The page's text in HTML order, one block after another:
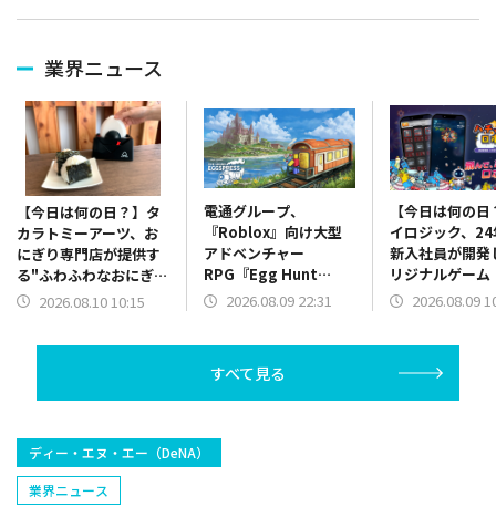
業界ニュース
【今日は何の日？】タ
カラトミーアーツ、お
にぎり専門店が提供す
る"ふわふわなおにぎ
り"が手軽に作れる「究
2026.08.10 10:15
電通グループ、
『Roblox』向け大型
アドベンチャー
RPG『Egg Hunt
2026: The Grand
2026.08.09 22:31
【今日は何の
イロジック、
新入社員が開発
リジナルゲーム
ャメチャロボッ
2026.08.09
すべて見る
ディー・エヌ・エー（DeNA）
業界ニュース